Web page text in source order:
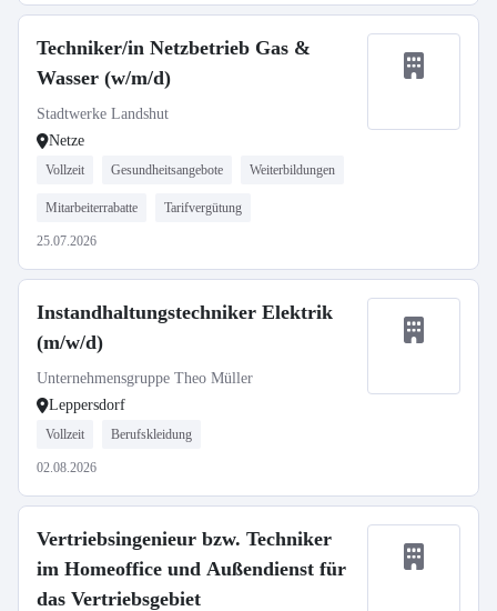
Techniker/in Netzbetrieb Gas &
Wasser (w/m/d)
Stadtwerke Landshut
Netze
Vollzeit Gesundheitsangebote Weiterbildungen
Mitarbeiterrabatte Tarifvergütung
25.07.2026
Instandhaltungstechniker Elektrik
(m/w/d)
Unternehmensgruppe Theo Müller
Leppersdorf
Vollzeit Berufskleidung
02.08.2026
Vertriebsingenieur bzw. Techniker
im Homeoffice und Außendienst für
das Vertriebsgebiet